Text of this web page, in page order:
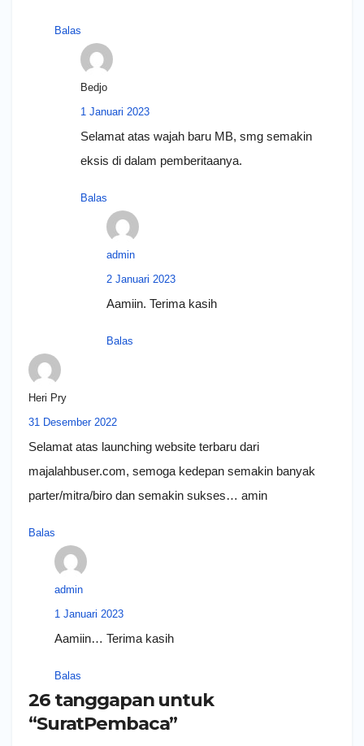
Balas
Bedjo
1 Januari 2023
Selamat atas wajah baru MB, smg semakin
eksis di dalam pemberitaanya.
Balas
admin
2 Januari 2023
Aamiin. Terima kasih
Balas
Heri Pry
31 Desember 2022
Selamat atas launching website terbaru dari
majalahbuser.com, semoga kedepan semakin banyak
parter/mitra/biro dan semakin sukses… amin
Balas
admin
1 Januari 2023
Aamiin… Terima kasih
Balas
26 tanggapan untuk
“SuratPembaca”